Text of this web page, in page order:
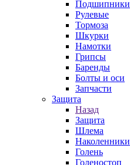
Подшипники
Рулевые
Тормоза
Шкурки
Намотки
Грипсы
Баренды
Болты и оси
Запчасти
Защита
Назад
Защита
Шлема
Наколенники
Голень
Голеностоп